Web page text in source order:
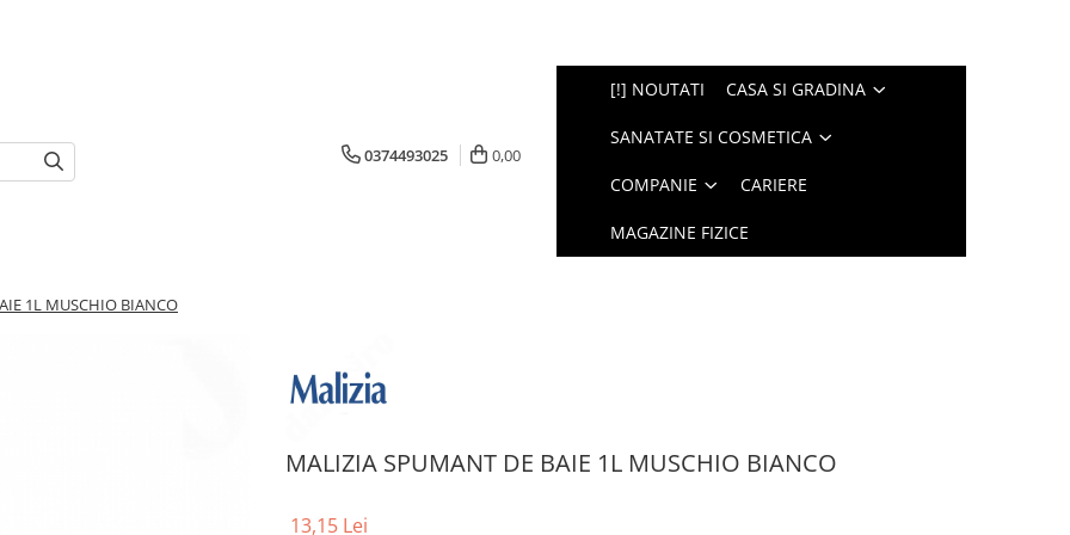
0374493025 0,00
[!] NOUTATI CASA SI GRADINA
SANATATE SI COSMETICA
COMPANIE CARIERE
MAGAZINE FIZICE
1L MUSCHIO BIANCO
MALIZIA SPUMANT DE BAIE 1L MUSCHIO BIANCO
13,15 Lei